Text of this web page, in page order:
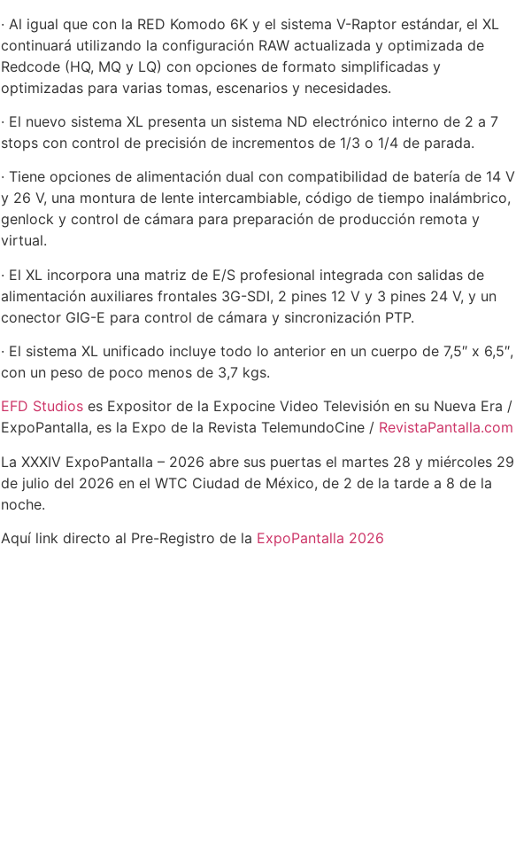
· Al igual que con la RED Komodo 6K y el sistema V-Raptor estándar, el XL
continuará utilizando la configuración RAW actualizada y optimizada de
Redcode (HQ, MQ y LQ) con opciones de formato simplificadas y
optimizadas para varias tomas, escenarios y necesidades.
· El nuevo sistema XL presenta un sistema ND electrónico interno de 2 a 7
stops con control de precisión de incrementos de 1/3 o 1/4 de parada.
· Tiene opciones de alimentación dual con compatibilidad de batería de 14 V
y 26 V, una montura de lente intercambiable, código de tiempo inalámbrico,
genlock y control de cámara para preparación de producción remota y
virtual.
· El XL incorpora una matriz de E/S profesional integrada con salidas de
alimentación auxiliares frontales 3G-SDI, 2 pines 12 V y 3 pines 24 V, y un
conector GIG-E para control de cámara y sincronización PTP.
· El sistema XL unificado incluye todo lo anterior en un cuerpo de 7,5″ x 6,5″,
con un peso de poco menos de 3,7 kgs.
EFD Studios es Expositor de la Expocine Video Televisión en su Nueva Era /
ExpoPantalla, es la Expo de la Revista TelemundoCine / RevistaPantalla.com
La XXXIV ExpoPantalla – 2026 abre sus puertas el martes 28 y miércoles 29
de julio del 2026 en el WTC Ciudad de México, de 2 de la tarde a 8 de la
noche.
Aquí link directo al Pre-Registro de la ExpoPantalla 2026